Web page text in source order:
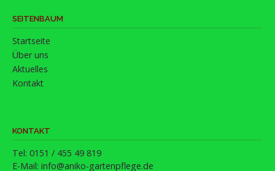
SEITENBAUM
Startseite
Über uns
Aktuelles
Kontakt
KONTAKT
Tel: 0151 / 455 49 819
E-Mail: info@aniko-gartenpflege.de